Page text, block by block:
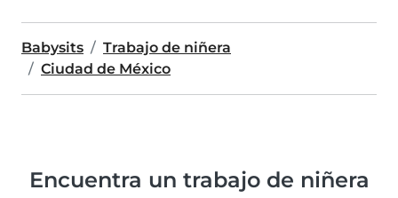
Babysits
Trabajo de niñera
Ciudad de México
Encuentra un trabajo de niñera